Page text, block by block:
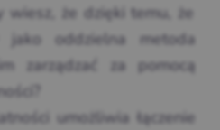
wiesz, że dzięki temu, że
jako oddzielna metoda
zarządzać za pomocą
umożliwia łączenie